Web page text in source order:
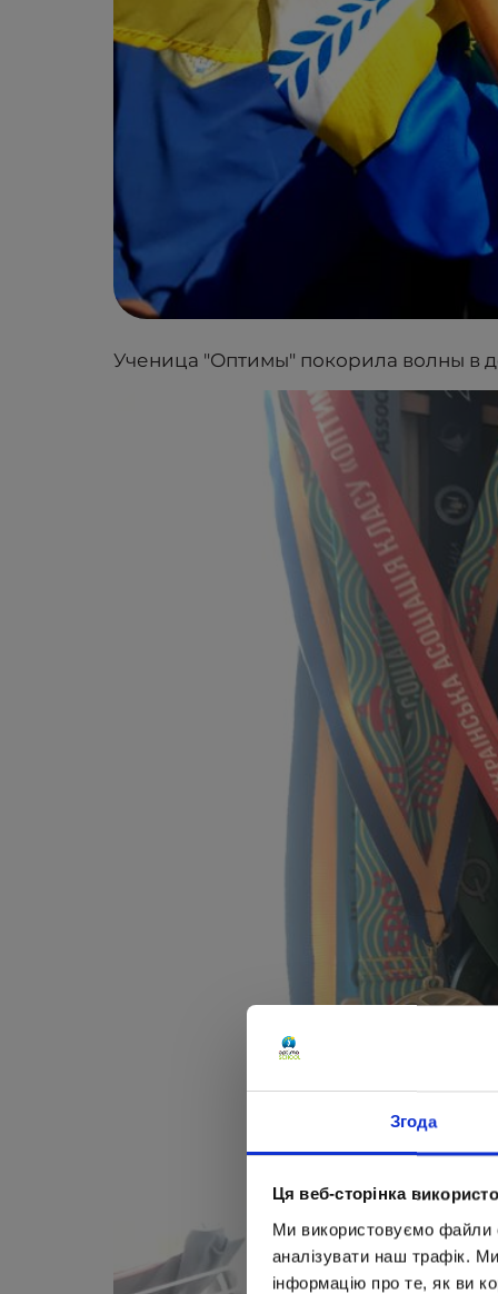
Згода
Ця веб-сторінка
Ми використовуємо файли
аналізувати наш трафік.
інформацію про те, як ви
Ученица "Оптимы" покорила волны в